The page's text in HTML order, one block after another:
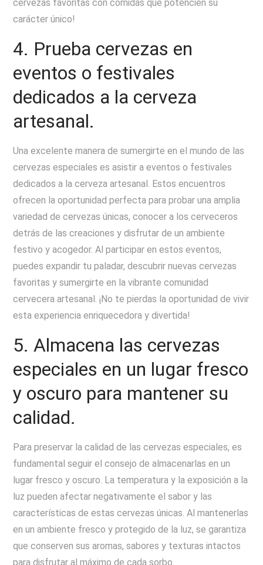
cervezas favoritas con comidas que potencien su
carácter único!
4. Prueba cervezas en
eventos o festivales
dedicados a la cerveza
artesanal.
Una excelente manera de sumergirte en el mundo de las
cervezas especiales es asistir a eventos o festivales
dedicados a la cerveza artesanal. Estos encuentros
ofrecen la oportunidad perfecta para probar una amplia
variedad de cervezas únicas, conocer a los cerveceros
detrás de las creaciones y disfrutar de un ambiente
festivo y acogedor. Al participar en estos eventos,
puedes expandir tu paladar, descubrir nuevas cervezas
favoritas y sumergirte en la vibrante comunidad
cervecera artesanal. ¡No te pierdas la oportunidad de vivir
esta experiencia enriquecedora y divertida!
5. Almacena las cervezas
especiales en un lugar fresco
y oscuro para mantener su
calidad.
Para preservar la calidad de las cervezas especiales, es
fundamental seguir el consejo de almacenarlas en un
lugar fresco y oscuro. La temperatura y la exposición a la
luz pueden afectar negativamente el sabor y las
características de estas cervezas únicas. Al mantenerlas
en un ambiente fresco y protegido de la luz, se garantiza
que conserven sus aromas, sabores y texturas intactos
para disfrutar al máximo de cada sorbo.